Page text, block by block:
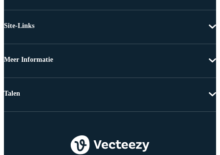
Site-Links
Meer Informatie
Talen